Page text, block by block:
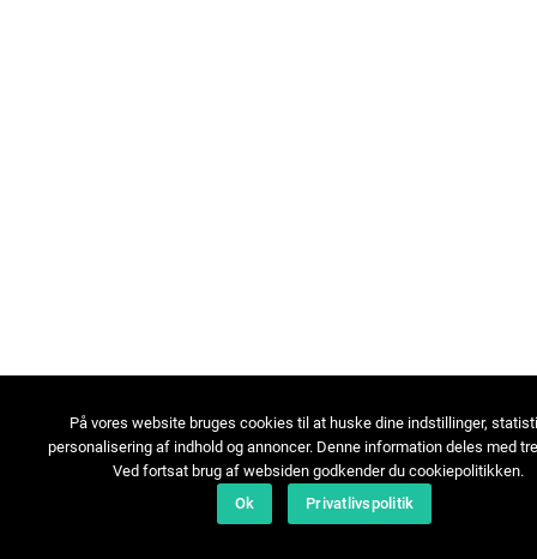
På vores website bruges cookies til at huske dine indstillinger,
personalisering af indhold og annoncer. Denne information deles med
Ved fortsat brug af websiden godkender du cookiepolitikken.
Ok
Privatlivspolitik